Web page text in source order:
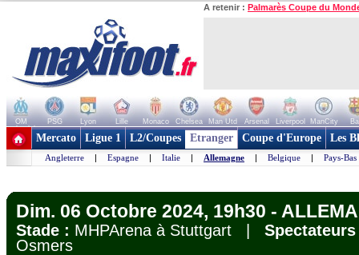
A retenir : Palmarès Coupe du
OM PSG Lyon Lille Monaco Chelsea Man Utd Arsenal Liverpool ManCity
+ de clubs
Mercato Ligue 1 L2/Coupes Etranger Coupe d'Europe Les
Angleterre | Espagne | Italie | Allemagne | Belgique | Pays-Bas
Dim. 06 Octobre 2024, 19h30 -
Stade : MHPArena à Stuttgart |
Osmers